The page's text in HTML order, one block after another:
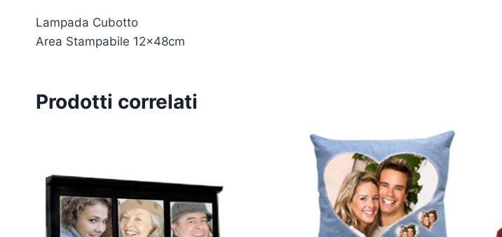
Lampada Cubotto
Area Stampabile 12x48cm
Prodotti correlati